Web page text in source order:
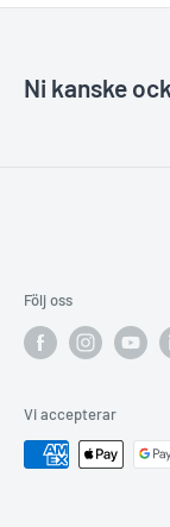
Ni kanske
Följ oss
Vi accepterar